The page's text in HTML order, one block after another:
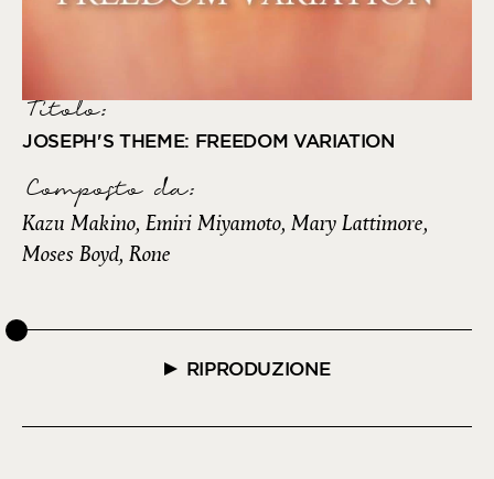
Titolo:
JOSEPH'S THEME: FREEDOM VARIATION
Composto da:
Kazu Makino, Emiri Miyamoto, Mary Lattimore,
Moses Boyd, Rone
RIPRODUZIONE